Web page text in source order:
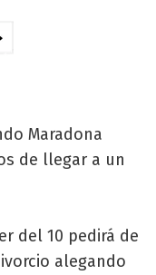
Maradona
de llegar a un
del 10 pedirá de
alegando